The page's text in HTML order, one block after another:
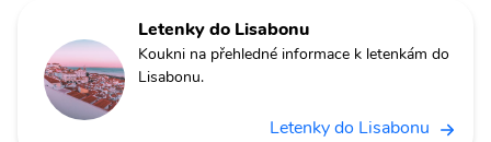
Letenky do Lisabonu
Koukni na přehledné informace k letenkám do
Lisabonu.
Letenky do Lisabonu